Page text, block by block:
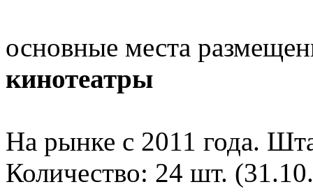
основные места
кинотеатры
На рынке с 2011 года.
Количество: 24 шт.